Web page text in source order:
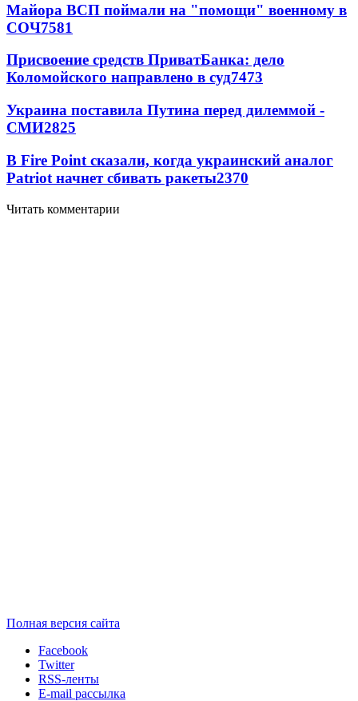
Майора ВСП поймали на "помощи" военному в
СОЧ7581
Присвоение средств ПриватБанка: дело
Коломойского направлено в суд7473
Украина поставила Путина перед дилеммой -
СМИ2825
В Fire Point сказали, когда украинский аналог
Patriot начнет сбивать ракеты2370
Читать комментарии
Полная версия сайта
Facebook
Twitter
RSS-ленты
E-mail рассылка